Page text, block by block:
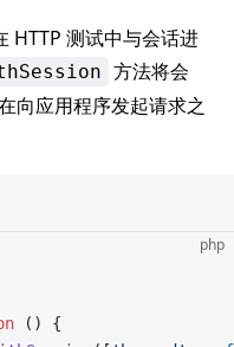
HTTP 测试中与会话进
方法将会
向应用程序发起请求之
php
() {